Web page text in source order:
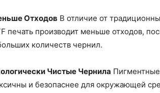
Отходов В отличие от
печать производит меньше отходов,
количеств чернил.
Чистые Чернила
и безопаснее для окружающей